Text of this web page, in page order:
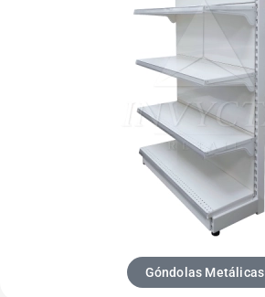
Góndolas Metálicas